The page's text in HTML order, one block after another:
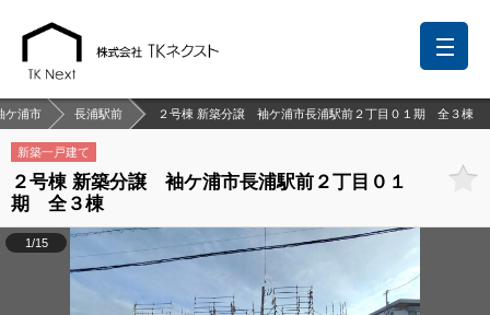
ケ浦市 長浦駅前 ２号棟 新築分譲 袖ケ浦市長浦駅前２丁目０１期 全３棟
新築一戸建て
２号棟 新築分譲 袖ケ浦市長浦駅前２丁目０１
期 全３棟
1/15
前回の履歴 検討リスト 保存した検索条件
中国語での対応も可能です
お問い合わせ